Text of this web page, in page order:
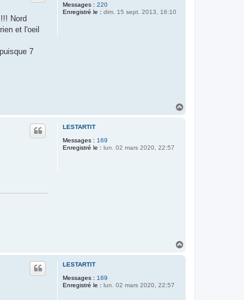
Messages : 220
Enregistré le : dim. 15 sept. 2013, 16:10
Nord
et l'oeil
7
LESTARTIT
Messages : 169
Enregistré le : lun. 02 mars 2020, 22:57
LESTARTIT
Messages : 169
Enregistré le : lun. 02 mars 2020, 22:57